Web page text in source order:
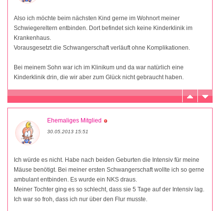
Also ich möchte beim nächsten Kind gerne im Wohnort meiner
Schwiegereltern entbinden. Dort befindet sich keine Kinderklinik im
Krankenhaus.
Vorausgesetzt die Schwangerschaft verläuft ohne Komplikationen.
Bei meinem Sohn war ich im Klinikum und da war natürlich eine
Kinderklinik drin, die wir aber zum Glück nicht gebraucht haben.
Ehemaliges Mitglied
30.05.2013 15:51
Ich würde es nicht. Habe nach beiden Geburten die Intensiv für meine
Mäuse benötigt. Bei meiner ersten Schwangerschaft wollte ich so gerne
ambulant entbinden. Es wurde ein NKS draus.
Meiner Tochter ging es so schlecht, dass sie 5 Tage auf der Intensiv lag.
Ich war so froh, dass ich nur über den Flur musste.